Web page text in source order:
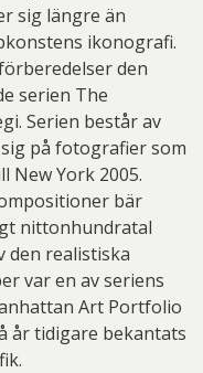
sig längre än
ikonografi.
den
serien The
Serien består av
på fotografier som
New York 2005.
bär
nittonhundratal
den realistiska
var en av seriens
Art Portfolio
år tidigare bekantats